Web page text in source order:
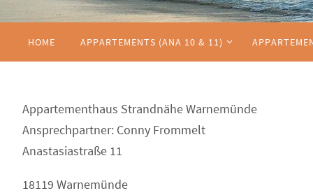
springen
HOME APPARTEMENTS (ANA 10 & 11)
Appartementhaus Strandnähe Warnemünde
Ansprechpartner: Conny Frommelt
Anastasiastraße 11
18119 Warnemünde